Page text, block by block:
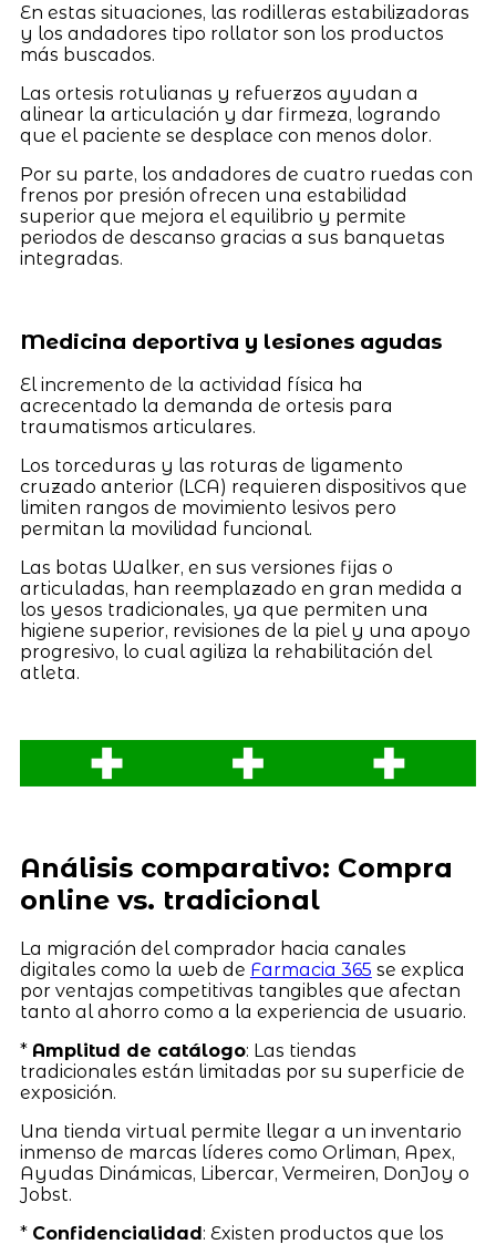
En estas situaciones, las rodilleras estabilizadoras
y los andadores tipo rollator son los productos
más buscados.
Las ortesis rotulianas y refuerzos ayudan a
alinear la articulación y dar firmeza, logrando
que el paciente se desplace con menos dolor.
Por su parte, los andadores de cuatro ruedas con
frenos por presión ofrecen una estabilidad
superior que mejora el equilibrio y permite
periodos de descanso gracias a sus banquetas
integradas.
Medicina deportiva y lesiones agudas
El incremento de la actividad física ha
acrecentado la demanda de ortesis para
traumatismos articulares.
Los torceduras y las roturas de ligamento
cruzado anterior (LCA) requieren dispositivos que
limiten rangos de movimiento lesivos pero
permitan la movilidad funcional.
Las botas Walker, en sus versiones fijas o
articuladas, han reemplazado en gran medida a
los yesos tradicionales, ya que permiten una
higiene superior, revisiones de la piel y una apoyo
progresivo, lo cual agiliza la rehabilitación del
atleta.
Análisis comparativo: Compra
online vs. tradicional
La migración del comprador hacia canales
digitales como la web de Farmacia 365 se explica
por ventajas competitivas tangibles que afectan
tanto al ahorro como a la experiencia de usuario.
* Amplitud de catálogo: Las tiendas
tradicionales están limitadas por su superficie de
exposición.
Una tienda virtual permite llegar a un inventario
inmenso de marcas líderes como Orliman, Apex,
Ayudas Dinámicas, Libercar, Vermeiren, DonJoy o
Jobst.
* Confidencialidad: Existen productos que los